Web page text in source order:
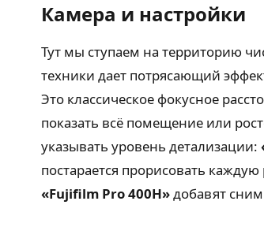
Камера и настройки
Тут мы ступаем на территорию
техники дает потрясающий
Это классическое фокусное
показать всё помещение или
указывать уровень детализации:
постарается прорисовать
«Fujifilm Pro 400H»добавят